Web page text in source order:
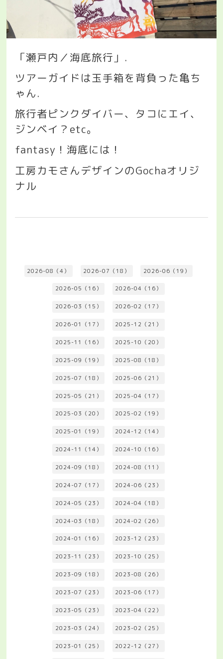
「瀬戸内／海底旅行」 .
ツアーガイドは玉手箱を背負った亀ち
ゃん.
旅行者ピンクダイバー、タコにエイ、
ジンベイ？ etc。
fantasy ！海底には！
工房カモさんデザインのGochaオリジ
ナル
2026-08（4） 2026-07（18） 2026-06（19）
2026-05（16） 2026-04（16）
2026-03（15） 2026-02（17）
2026-01（17） 2025-12（21）
2025-11（16） 2025-10（20）
2025-09（19） 2025-08（18）
2025-07（18） 2025-06（21）
2025-05（21） 2025-04（17）
2025-03（20） 2025-02（19）
2025-01（19） 2024-12（14）
2024-11（14） 2024-10（16）
2024-09（18） 2024-08（11）
2024-07（17） 2024-06（23）
2024-05（23） 2024-04（18）
2024-03（18） 2024-02（26）
2024-01（16） 2023-12（23）
2023-11（23） 2023-10（25）
2023-09（18） 2023-08（26）
2023-07（23） 2023-06（17）
2023-05（23） 2023-04（22）
2023-03（24） 2023-02（25）
2023-01（25） 2022-12（27）